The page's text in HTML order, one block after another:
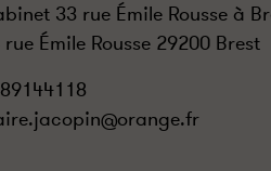
33 rue Émile Rousse à
rue Émile Rousse 29200 Brest